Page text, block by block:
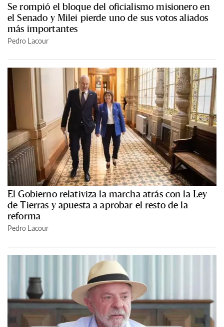
Se rompió el bloque del oficialismo misionero en
el Senado y Milei pierde uno de sus votos aliados
más importantes
Pedro Lacour
El Gobierno relativiza la marcha atrás con la Ley
de Tierras y apuesta a aprobar el resto de la
reforma
Pedro Lacour